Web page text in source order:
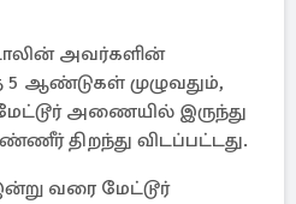
அவர்களின்
ஆண்டுகள் முழுவதும்,
அணையில் இருந்து
திறந்து விடப்பட்டது.
வரை மேட்டூர்